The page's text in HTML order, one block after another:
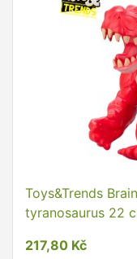
Toys&Trends
tyranosaurus 22
217,80 Kč